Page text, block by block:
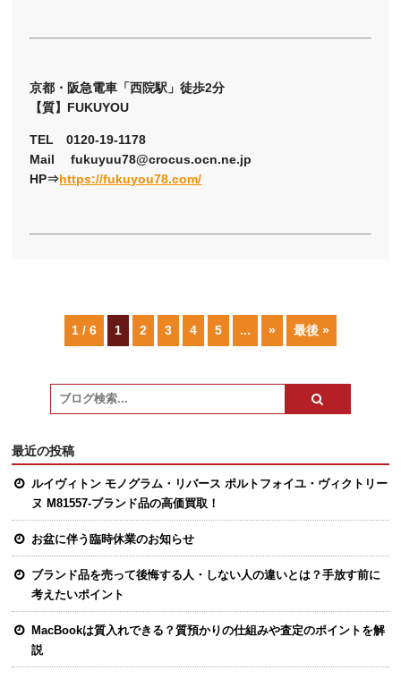
京都・阪急電車「西院駅」徒歩2分
【質】FUKUYOU
TEL 0120-19-1178
Mail fukuyuu78@crocus.ocn.ne.jp
HP⇒https://fukuyou78.com/
1 / 6 1 2 3 4 5 ... » 最後 »
最近の投稿
ルイヴィトン モノグラム・リバース ポルトフォイユ・ヴィクトリー
ヌ M81557-ブランド品の高価買取！
お盆に伴う臨時休業のお知らせ
ブランド品を売って後悔する人・しない人の違いとは？手放す前に
考えたいポイント
MacBookは質入れできる？質預かりの仕組みや査定のポイントを解
説